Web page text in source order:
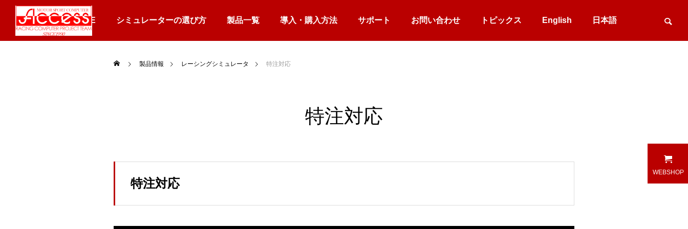
HOME シミュレーターの選び方 製品一覧 導入・購入方法 サポート お問い合わせ トピックス English 日本語
製品情報 レーシングシミュレータ 特注対応
特注対応
特注対応
WEBSHOP